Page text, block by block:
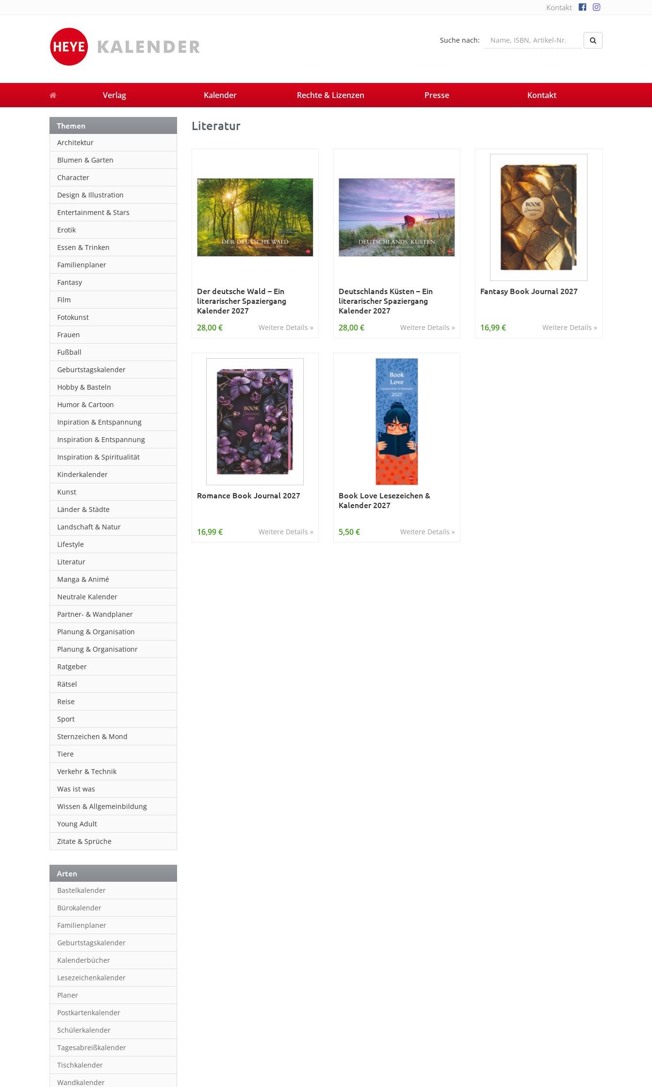
Kontakt
Suche nach:
Verlag Kalender Rechte & Lizenzen Presse Kontakt
Themen
Architektur
Blumen & Garten
Character
Design & Illustration
Entertainment & Stars
Erotik
Essen & Trinken
Familienplaner
Fantasy
Film
Fotokunst
Frauen
Fußball
Geburtstagskalender
Hobby & Basteln
Humor & Cartoon
Inpiration & Entspannung
Inspiration & Entspannung
Inspiration & Spiritualität
Kinderkalender
Kunst
Länder & Städte
Landschaft & Natur
Lifestyle
Literatur
Manga & Animé
Neutrale Kalender
Partner- & Wandplaner
Planung & Organisation
Planung & Organisationr
Ratgeber
Rätsel
Reise
Sport
Sternzeichen & Mond
Tiere
Verkehr & Technik
Was ist was
Wissen & Allgemeinbildung
Young Adult
Zitate & Sprüche
Arten
Bastelkalender
Bürokalender
Familienplaner
Geburtstagskalender
Kalenderbücher
Lesezeichenkalender
Planer
Postkartenkalender
Schülerkalender
Tagesabreißkalender
Tischkalender
Wandkalender
Literatur
Der deutsche Wald – Ein
literarischer Spaziergang
Kalender 2027
Weitere Details »
28,00 €
Deutschlands Küsten – Ein
literarischer Spaziergang
Kalender 2027
Weitere Details »
28,00 €
Fantasy Book Journal 2027
Weitere Details »
16,99 €
Romance Book Journal 2027
Weitere Details »
16,99 €
Book Love Lesezeichen &
Kalender 2027
Weitere Details »
5,50 €